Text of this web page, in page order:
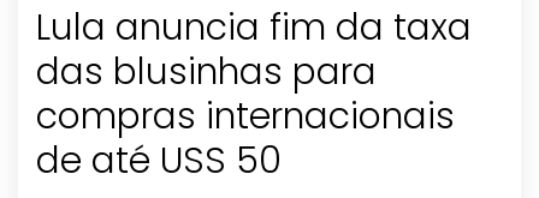
Lula anuncia fim da taxa
das blusinhas para
compras internacionais
de até USS 50